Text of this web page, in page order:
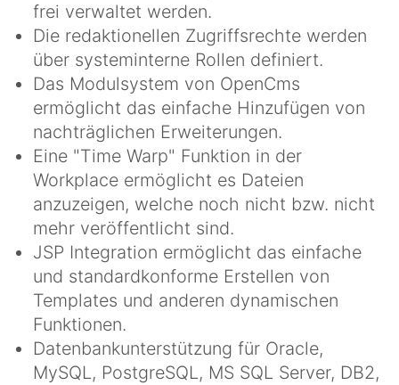
frei verwaltet werden.
Die redaktionellen Zugriffsrechte werden
über systeminterne Rollen definiert.
Das Modulsystem von OpenCms
ermöglicht das einfache Hinzufügen von
nachträglichen Erweiterungen.
Eine "Time Warp" Funktion in der
Workplace ermöglicht es Dateien
anzuzeigen, welche noch nicht bzw. nicht
mehr veröffentlicht sind.
JSP Integration ermöglicht das einfache
und standardkonforme Erstellen von
Templates und anderen dynamischen
Funktionen.
Datenbankunterstützung für Oracle,
MySQL, PostgreSQL, MS SQL Server, DB2,